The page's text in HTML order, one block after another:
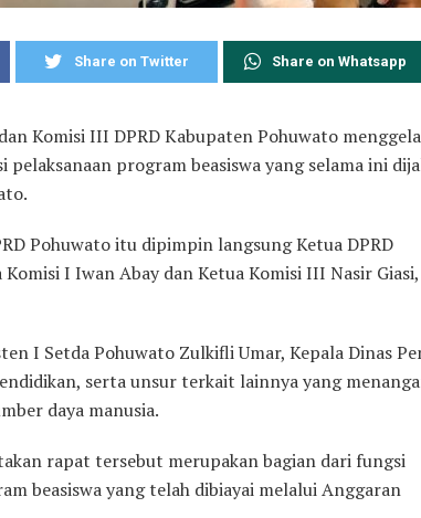
Share on Twitter Share on Whatsapp
Komisi III DPRD Kabupaten Pohuwato
program beasiswa yang selama ini
Pohuwato itu dipimpin langsung Ketua DPRD
I Iwan Abay dan Ketua Komisi III Nasir
I Setda Pohuwato Zulkifli Umar, Kepala Dinas
serta unsur terkait lainnya yang
daya manusia.
rapat tersebut merupakan bagian dari fungsi
beasiswa yang telah dibiayai melalui Anggaran